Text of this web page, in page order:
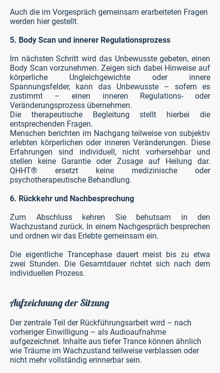
Auch die im Vorgespräch gemeinsam erarbeiteten Fragen
werden hier gestellt.
5. Body Scan und innerer Regulationsprozess
Im nächsten Schritt wird das Unbewusste gebeten, einen
Body Scan vorzunehmen. Zeigen sich dabei Hinweise auf
körperliche Ungleichgewichte oder innere
Spannungsfelder, kann das Unbewusste – sofern es
zustimmt – einen inneren Regulations- oder
Veränderungsprozess übernehmen.
Die therapeutische Begleitung stellt hierbei die
entsprechenden Fragen.
Menschen berichten im Nachgang teilweise von subjektiv
erlebten körperlichen oder inneren Veränderungen. Diese
Erfahrungen sind individuell, nicht vorhersehbar und
stellen keine Garantie oder Zusage auf Heilung dar.
QHHT® ersetzt keine medizinische oder
psychotherapeutische Behandlung.
6. Rückkehr und Nachbesprechung
Zum Abschluss kehren Sie behutsam in den
Wachzustand zurück. In einem Nachgespräch besprechen
und ordnen wir das Erlebte gemeinsam ein.
Die eigentliche Trancephase dauert meist bis zu etwa
zwei Stunden. Die Gesamtdauer richtet sich nach dem
individuellen Prozess.
Aufzeichnung der Sitzung
Der zentrale Teil der Rückführungsarbeit wird – nach
vorheriger Einwilligung – als Audioaufnahme
aufgezeichnet. Inhalte aus tiefer Trance können ähnlich
wie Träume im Wachzustand teilweise verblassen oder
nicht mehr vollständig erinnerbar sein.